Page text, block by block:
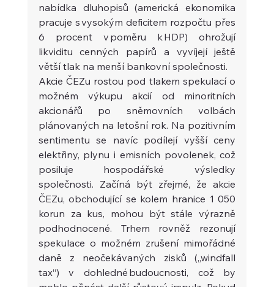
nabídka dluhopisů (americká ekonomika
pracuje s vysokým deficitem rozpočtu přes
6 procent v poměru k HDP) ohrožují
likviditu cenných papírů a vyvíjejí ještě
větší tlak na menší bankovní společnosti.
Akcie ČEZu rostou pod tlakem spekulací o
možném výkupu akcií od minoritních
akcionářů po sněmovních volbách
plánovaných na letošní rok. Na pozitivním
sentimentu se navíc podílejí vyšší ceny
elektřiny, plynu i emisních povolenek, což
posiluje hospodářské výsledky
společnosti. Začíná být zřejmé, že akcie
ČEZu, obchodující se kolem hranice 1 050
korun za kus, mohou být stále výrazně
podhodnocené. Trhem rovněž rezonují
spekulace o možném zrušení mimořádné
daně z neočekávaných zisků („windfall
tax“) v dohledné budoucnosti, což by